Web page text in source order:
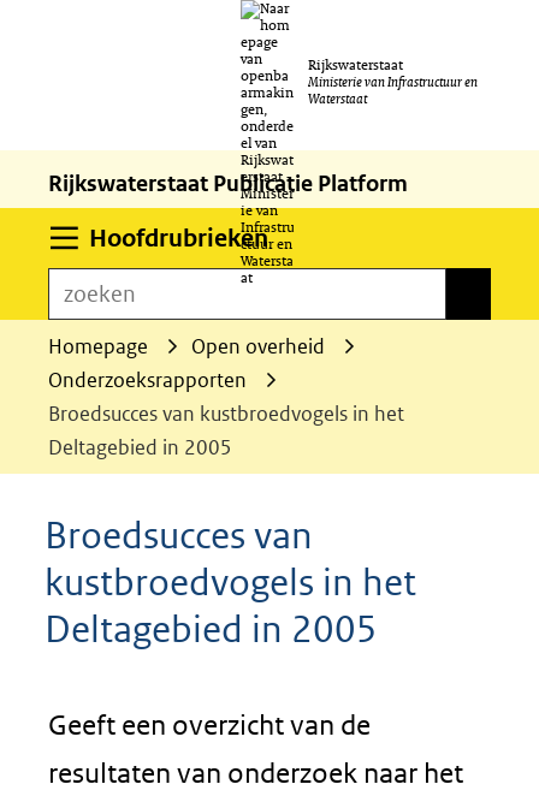
naar
de
inhoud
Rijkswaterstaat
Ministerie van Infrastructuur en
Waterstaat
Rijkswaterstaat Publicatie Platform
HoofdrubriekenUitklappen
zoeken
Homepage
Open overheid
Onderzoeksrapporten
Broedsucces van kustbroedvogels in het
Deltagebied in 2005
Broedsucces van
kustbroedvogels in het
Deltagebied in 2005
Geeft een overzicht van de
resultaten van onderzoek naar het